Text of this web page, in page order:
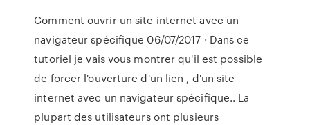
Comment ouvrir un site internet avec un
navigateur spécifique 06/07/2017 · Dans ce
tutoriel je vais vous montrer qu'il est possible
de forcer l'ouverture d'un lien , d'un site
internet avec un navigateur spécifique.. La
plupart des utilisateurs ont plusieurs